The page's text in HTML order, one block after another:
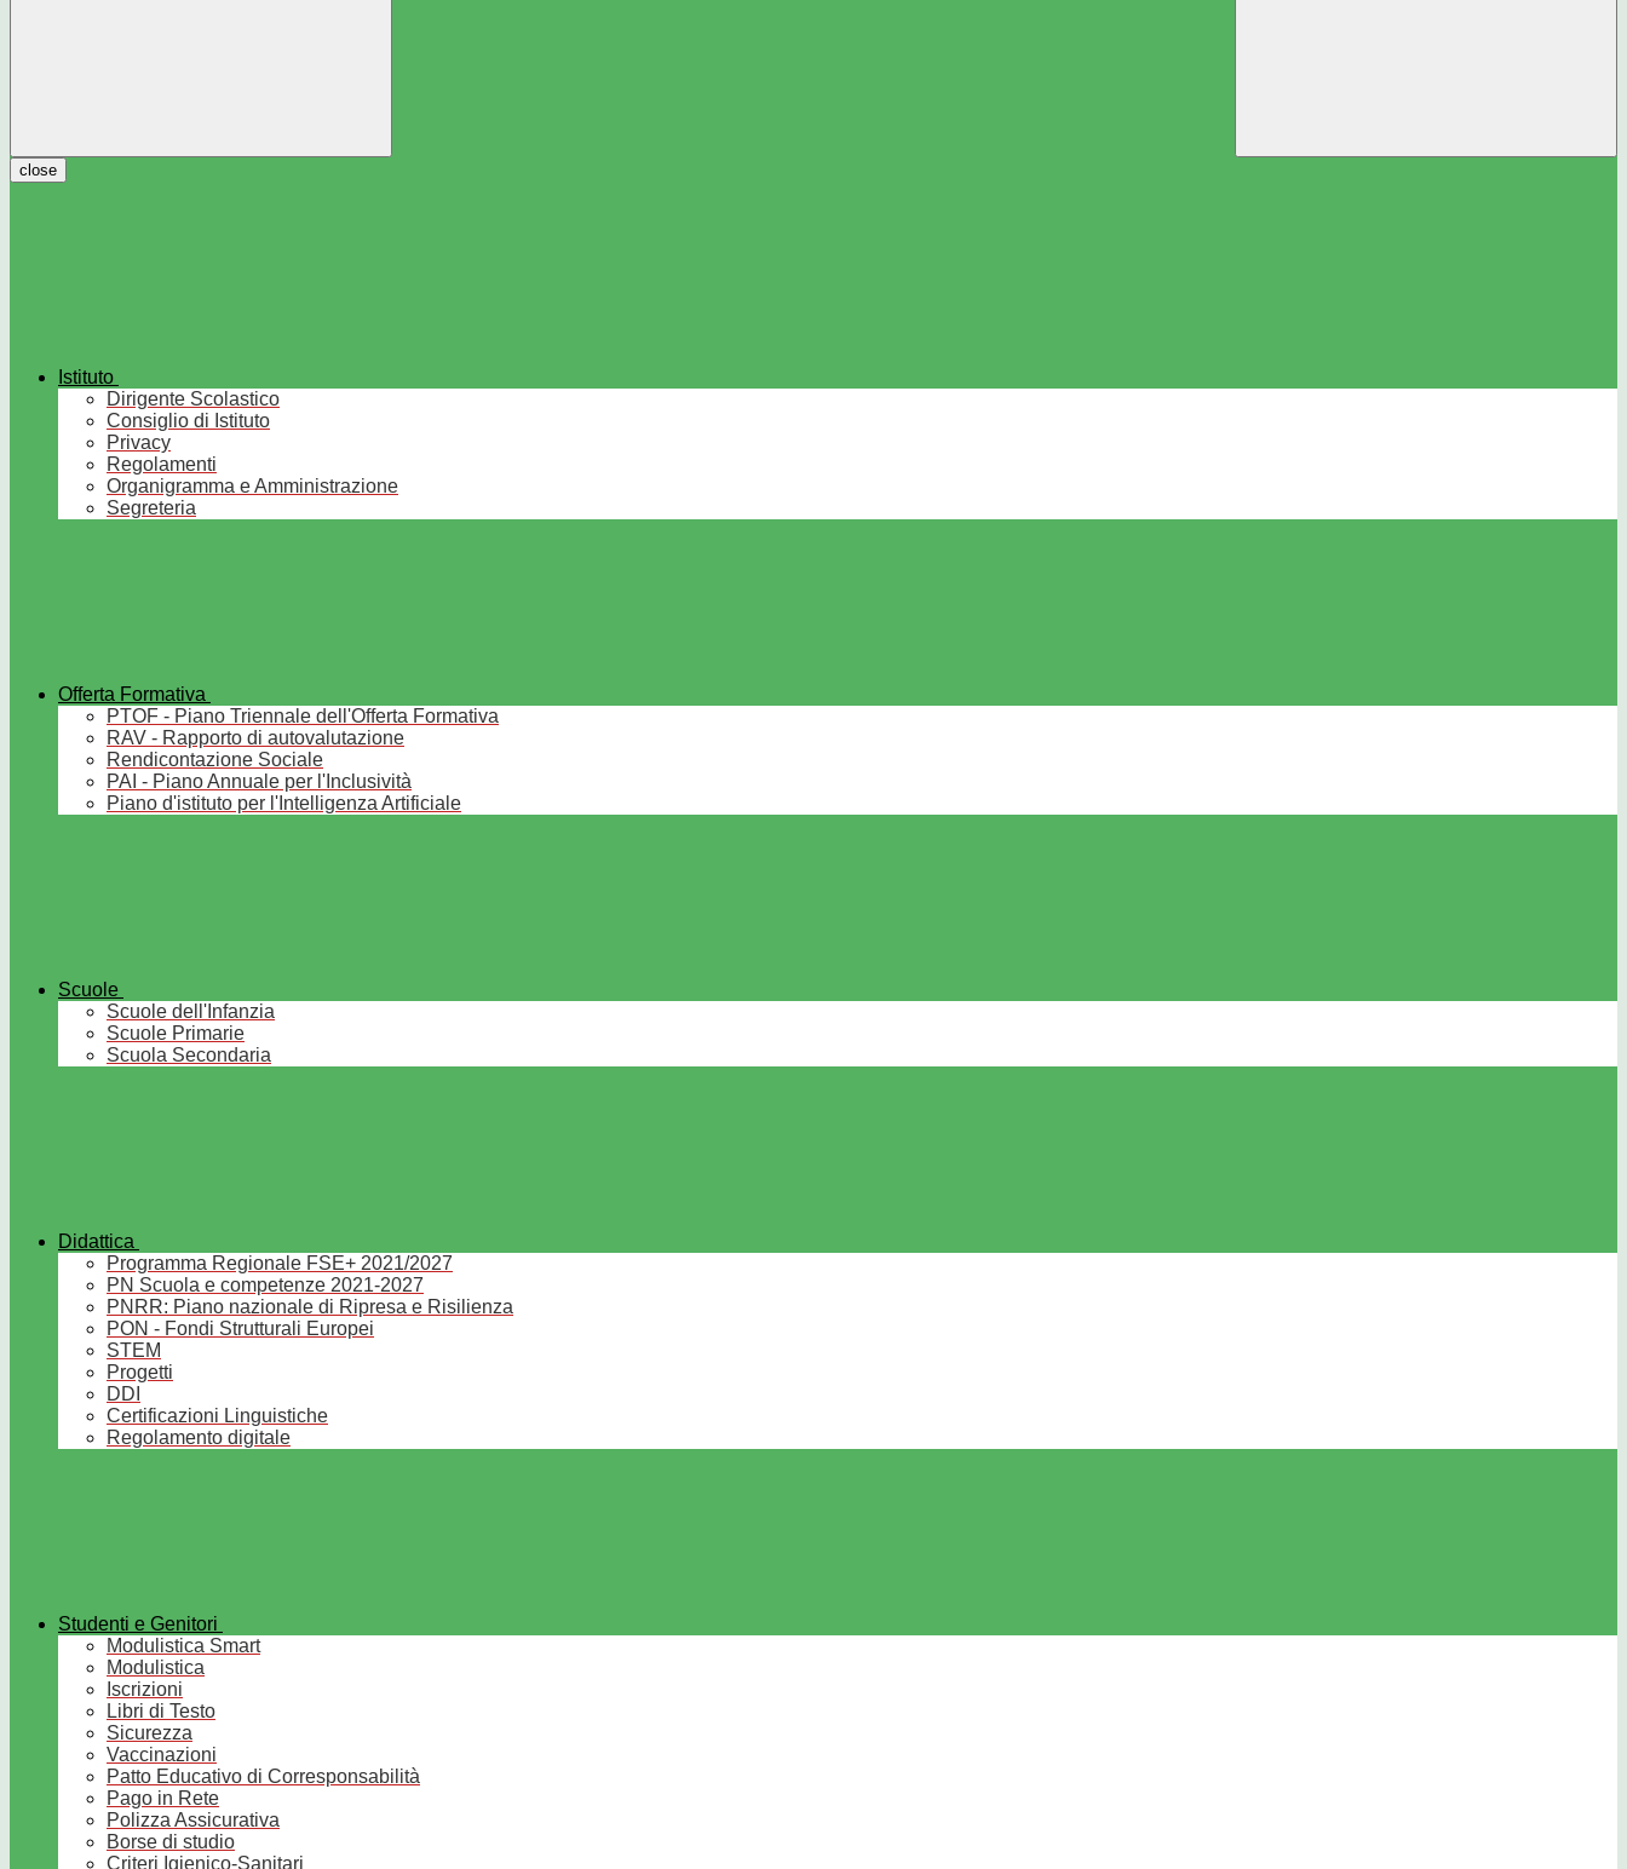
close
Istituto
Dirigente Scolastico
Consiglio di Istituto
Privacy
Regolamenti
Organigramma e Amministrazione
Segreteria
Offerta Formativa
PTOF - Piano Triennale dell'Offerta Formativa
RAV - Rapporto di autovalutazione
Rendicontazione Sociale
PAI - Piano Annuale per l'Inclusività
Piano d'istituto per l'Intelligenza Artificiale
Scuole
Scuole dell'Infanzia
Scuole Primarie
Scuola Secondaria
Didattica
Programma Regionale FSE+ 2021/2027
PN Scuola e competenze 2021-2027
PNRR: Piano nazionale di Ripresa e Risilienza
PON - Fondi Strutturali Europei
STEM
Progetti
DDI
Certificazioni Linguistiche
Regolamento digitale
Studenti e Genitori
Modulistica Smart
Modulistica
Iscrizioni
Libri di Testo
Sicurezza
Vaccinazioni
Patto Educativo di Corresponsabilità
Pago in Rete
Polizza Assicurativa
Borse di studio
Criteri Igienico-Sanitari